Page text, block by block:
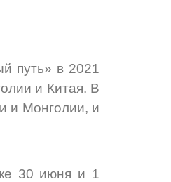
путь» в 2021
и Китая. В
и Монголии, и
30 июня и 1